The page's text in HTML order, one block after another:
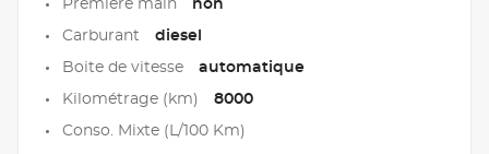
Première main non
Carburant diesel
Boite de vitesse automatique
Kilométrage (km) 8000
Conso. Mixte (L/100 Km)